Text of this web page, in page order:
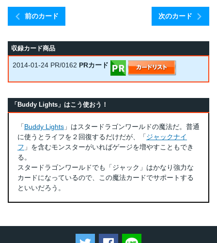
前のカード 次のカード
収録カード商品
2014-01-24 PR/0162 PRカード
「Buddy Lights」はこう使おう！
「Buddy Lights 」はスタードラゴンワールドの魔法だ。普通
に使うとライフを２回復するだけだが、「ジャックナイ
フ 」を含むモンスターがいればゲージを増やすこともでき
る。
スタードラゴンワールドでも「ジャック」はかなり強力な
カードになっているので、この魔法カードでサポートする
といいだろう。
ツイートするFacebookでシェアする